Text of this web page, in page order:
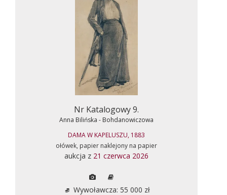
Nr Katalogowy 9.
Anna Bilińska - Bohdanowiczowa
DAMA W KAPELUSZU, 1883
ołówek, papier naklejony na papier
aukcja z 21 czerwca 2026
Wywoławcza: 55 000 zł